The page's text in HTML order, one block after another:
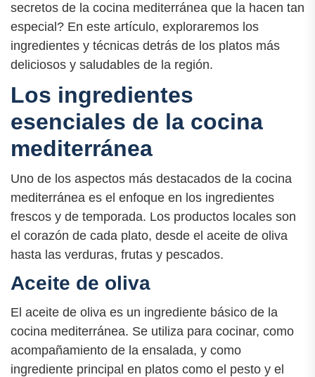
secretos de la cocina mediterránea que la hacen tan
especial? En este artículo, exploraremos los
ingredientes y técnicas detrás de los platos más
deliciosos y saludables de la región.
Los ingredientes
esenciales de la cocina
mediterránea
Uno de los aspectos más destacados de la cocina
mediterránea es el enfoque en los ingredientes
frescos y de temporada. Los productos locales son
el corazón de cada plato, desde el aceite de oliva
hasta las verduras, frutas y pescados.
Aceite de oliva
El aceite de oliva es un ingrediente básico de la
cocina mediterránea. Se utiliza para cocinar, como
acompañamiento de la ensalada, y como
ingrediente principal en platos como el pesto y el